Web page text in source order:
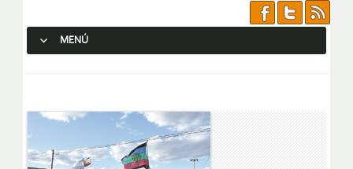
MENÚ